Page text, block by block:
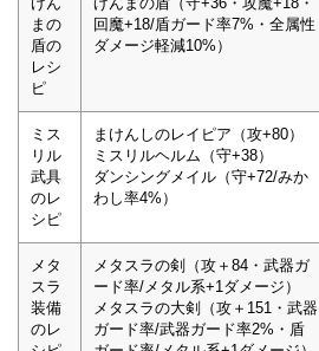
まの
盾の
レシ
ピ
回魔+18/盾ガード率7%・全属性
ダメージ軽減10%）
ミス
リル
武具
のレ
シピ
まけんしのレイピア（攻+80）
ミスリルヘルム（守+38）
ダンシングメイル（守+72/みか
わし率4%）
メタ
スラ
装備
のレ
メタスラの剣（攻＋84・武器ガ
ード率/メタル系+1ダメージ）
メタスラの大剣（攻＋151・武器
ガード率/武器ガード率2%・盾